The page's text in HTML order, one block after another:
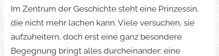
Im Zentrum der Geschichte steht eine Prinzessin,
die nicht mehr lachen kann. Viele versuchen, sie
aufzuheitern, doch erst eine ganz besondere
Begegnung bringt alles durcheinander: eine